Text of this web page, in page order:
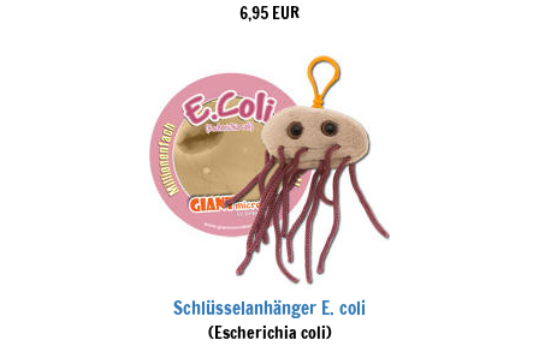
6,95 EUR
Schlüsselanhänger E. coli
(Escherichia coli)